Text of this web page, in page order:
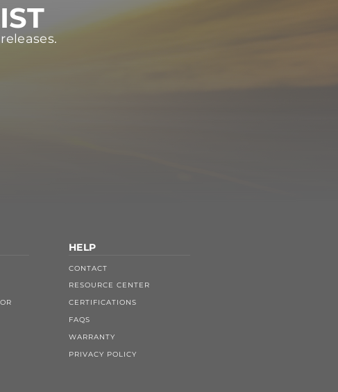
HELP
CONTACT
RESOURCE CENTER
CERTIFICATIONS
FAQS
WARRANTY
PRIVACY POLICY